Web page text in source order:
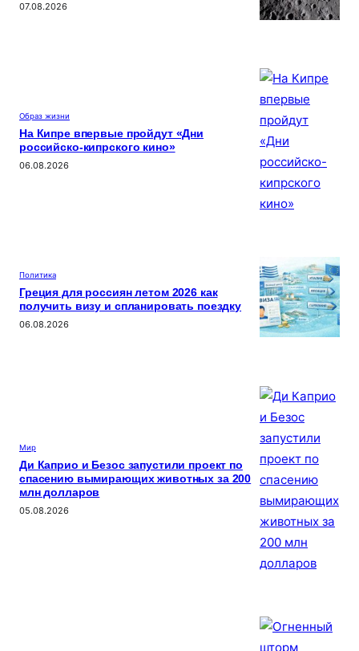
07.08.2026
Образ жизни
На Кипре впервые пройдут «Дни
российско-кипрского кино»
06.08.2026
Политика
Греция для россиян летом 2026 как
получить визу и спланировать поездку
06.08.2026
Мир
Ди Каприо и Безос запустили проект по
спасению вымирающих животных за 200
млн долларов
05.08.2026